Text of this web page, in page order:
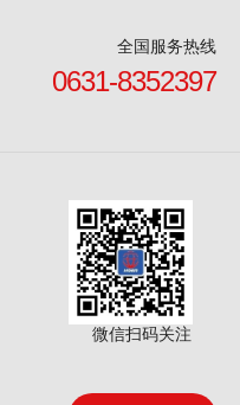
全国服务热线
0631-8352397
微信扫码关注